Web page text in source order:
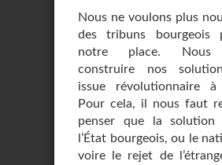
Nous ne voulons plus
des tribuns bourgeois
notre place. Nous
construire nos
issue révolutionnaire
Pour cela, il nous faut
penser que la solution
l’État bourgeois, ou le
voire le rejet de